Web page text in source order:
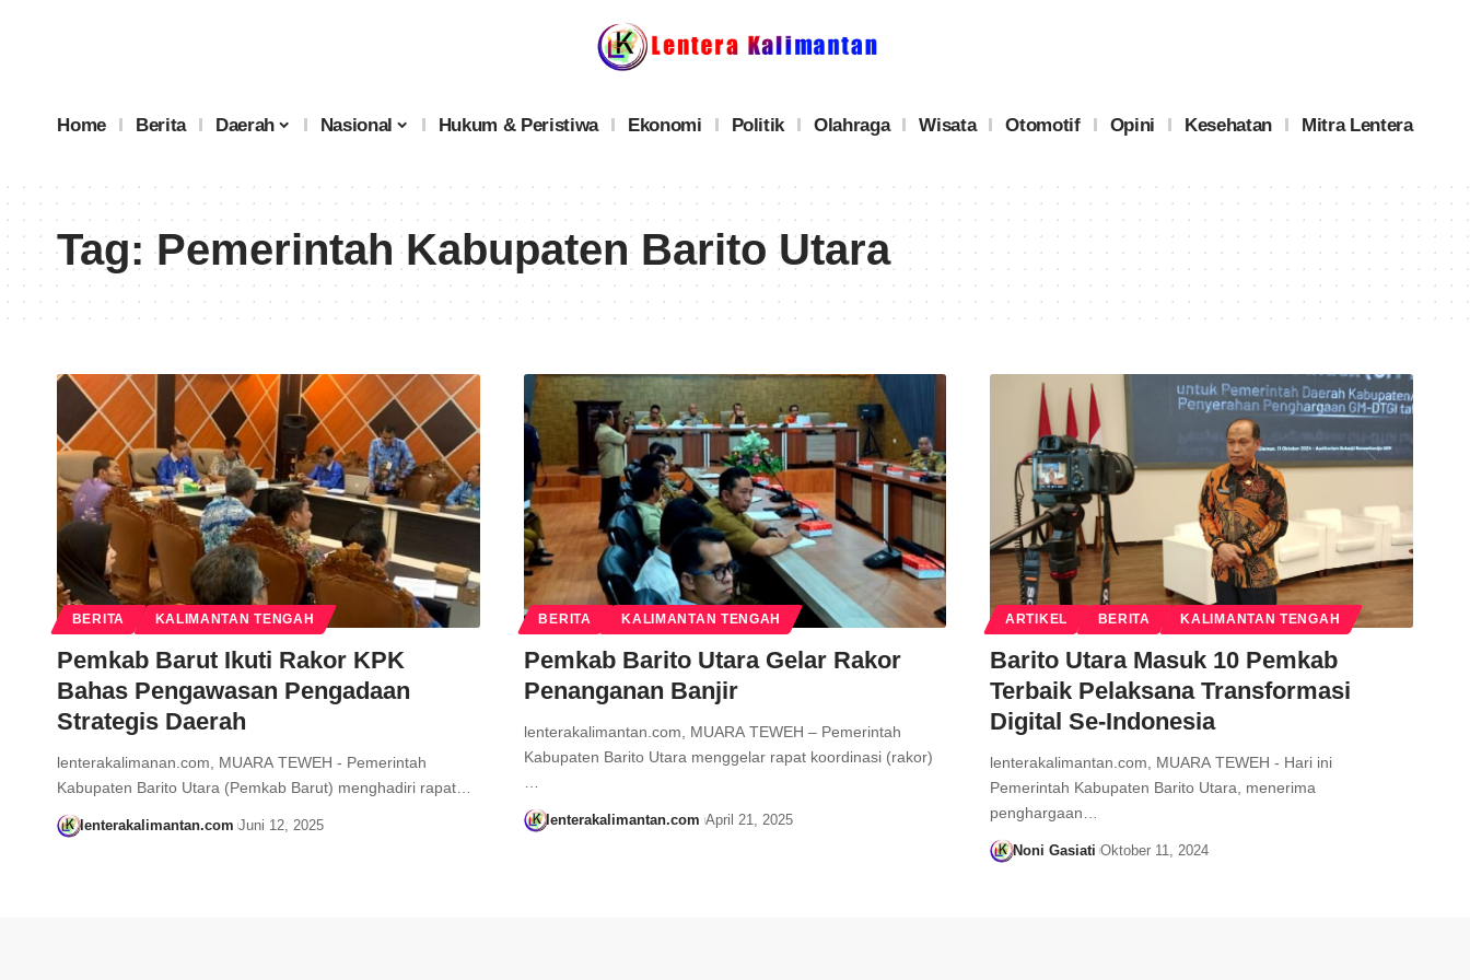
Home Berita Daerah Nasional Hukum & Peristiwa Ekonomi Politik Olahraga Wisata Otomotif Opini Kesehatan Mitra Lentera
Tag:Pemerintah Kabupaten Barito Utara
BERITA KALIMANTAN TENGAH
Pemkab Barut Ikuti Rakor KPK
Bahas Pengawasan Pengadaan
Strategis Daerah
lenterakalimanan.com, MUARA TEWEH - Pemerintah
Kabupaten Barito Utara (Pemkab Barut) menghadiri rapat…
lenterakalimantan.com Juni 12, 2025
BERITA KALIMANTAN TENGAH
Pemkab Barito Utara Gelar Rakor
Penanganan Banjir
lenterakalimantan.com, MUARA TEWEH – Pemerintah
Kabupaten Barito Utara menggelar rapat koordinasi (rakor)
…
lenterakalimantan.com April 21, 2025
ARTIKEL BERITA KALIMANTAN TENGAH
Barito Utara Masuk 10 Pemkab
Terbaik Pelaksana Transformasi
Digital Se-Indonesia
lenterakalimantan.com, MUARA TEWEH - Hari ini
Pemerintah Kabupaten Barito Utara, menerima
penghargaan…
Noni Gasiati Oktober 11, 2024